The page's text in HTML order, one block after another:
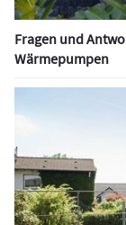
Fragen und
Wärmepumpen